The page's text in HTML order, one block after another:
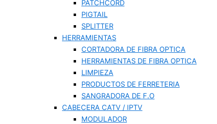
PATCHCORD
PIGTAIL
SPLITTER
HERRAMIENTAS
CORTADORA DE FIBRA OPTICA
HERRAMIENTAS DE FIBRA OPTICA
LIMPIEZA
PRODUCTOS DE FERRETERIA
SANGRADORA DE F.O
CABECERA CATV / IPTV
MODULADOR